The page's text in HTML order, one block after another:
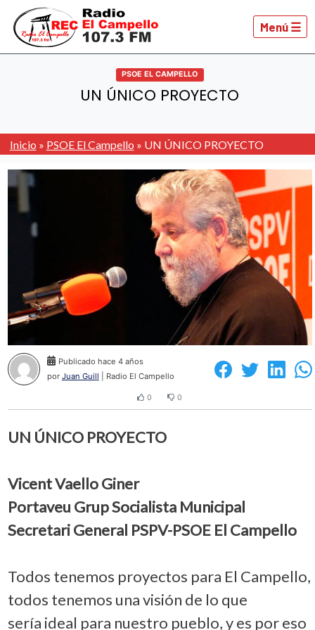
Menú ☰
PSOE EL CAMPELLO
UN ÚNICO PROYECTO
Inicio » PSOE El Campello » UN ÚNICO PROYECTO
Publicado hace 4 años
por Juan Guill | Radio El Campello
0 0
UN ÚNICO PROYECTO
Vicent Vaello Giner
Portaveu Grup Socialista Municipal
Secretari General PSPV-PSOE El Campello
Todos tenemos proyectos para El Campello,
todos tenemos una visión de lo que
sería ideal para nuestro pueblo, y es por eso